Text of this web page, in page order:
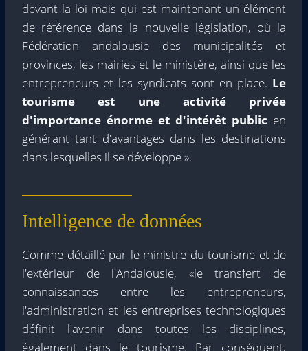
devant la loi mais qui est maintenant un élément
de référence dans la nouvelle législation, où la
Fédération andalousie des municipalités et
provinces, les mairies et le ministère, ainsi que les
entrepreneurs et les syndicats sont en place. Le
tourisme est une activité privée
d'importance énorme et d'intérêt public en
générant tant d'avantages dans les destinations
dans lesquelles il se développe ».
Intelligence de données
Comme détaillé par le ministre du tourisme et de
l'extérieur de l'Andalousie, «le transfert de
connaissances entre les entrepreneurs,
l'administration et les entreprises technologiques
définit l'avenir dans toutes les disciplines,
également dans le tourisme. Par conséquent,